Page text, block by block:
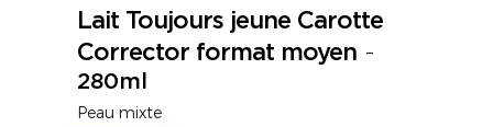
Lait Toujours jeune Carotte
Corrector format moyen-
280ml
Peau mixte